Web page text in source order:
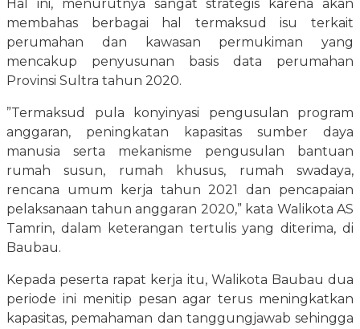
Hal ini, menurutnya sangat strategis karena akan
membahas berbagai hal termaksud isu terkait
perumahan dan kawasan permukiman yang
mencakup penyusunan basis data perumahan
Provinsi Sultra tahun 2020.
”Termaksud pula konyinyasi pengusulan program
anggaran, peningkatan kapasitas sumber daya
manusia serta mekanisme pengusulan bantuan
rumah susun, rumah khusus, rumah swadaya,
rencana umum kerja tahun 2021 dan pencapaian
pelaksanaan tahun anggaran 2020,” kata Walikota AS
Tamrin, dalam keterangan tertulis yang diterima, di
Baubau.
Kepada peserta rapat kerja itu, Walikota Baubau dua
periode ini menitip pesan agar terus meningkatkan
kapasitas, pemahaman dan tanggungjawab sehingga